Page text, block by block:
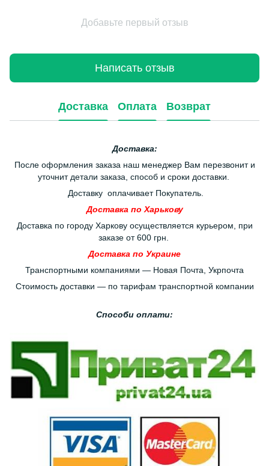
Добавьте первый отзыв
Написать отзыв
Доставка Оплата Возврат
Доставка:
После оформления заказа наш менеджер Вам перезвонит и
уточнит детали заказа, способ и сроки доставки.
Доставку оплачивает Покупатель.
Доставка по Харькову
Доставка по городу Харкову осуществляется курьером, при
заказе от 600 грн.
Доставка по Украине
Транспортными компаниями — Новая Почта, Укрпочта
Стоимость доставки — по тарифам транспортной компании
Способи оплати: